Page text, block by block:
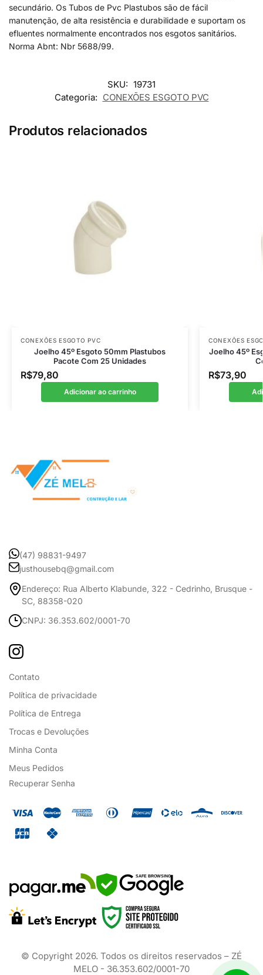
secundário. Os Tubos de Pvc Plastubos são de fácil
manutenção, de alta resistência e durabilidade e suportam os
efluentes normalmente encontrados nos esgotos sanitários.
Norma Abnt: Nbr 5688/99.
SKU: 19731
Categoria: CONEXÕES ESGOTO PVC
Produtos relacionados
CONEXÕES ESGOTO PVC
Joelho 45º Esgoto 50mm Plastubos
Pacote Com 25 Unidades
R$79,80
Adicionar ao carrinho
CONEXÕES
Joelho 45º
R$73,90
(47) 98831-9497
justhousebq@gmail.com
Endereço: Rua Alberto Klabunde, 322 - Cedrinho, Brusque -
SC, 88358-020
CNPJ: 36.353.602/0001-70
Contato
Política de privacidade
Política de Entrega
Trocas e Devoluções
Minha Conta
Meus Pedidos
Recuperar Senha
SAFE BROWSING
© Copyright 2026. Todos os direitos reservados – ZÉ
MELO - 36.353.602/0001-70